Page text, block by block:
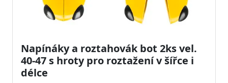
Napínáky a roztahovák bot 2ks vel.
40-47 s hroty pro roztažení v šířce i
délce